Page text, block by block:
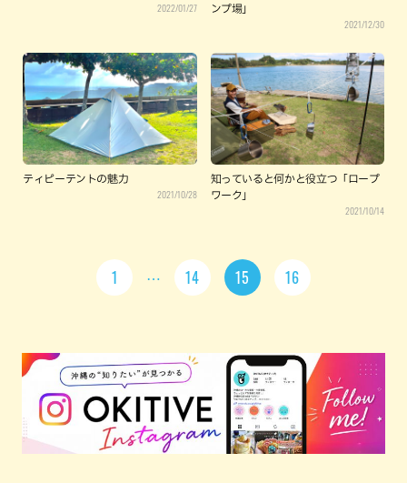
2022/01/27
ンプ場」
2021/12/30
ティピーテントの魅力
2021/10/28
知っていると何かと役立つ「ロープ
ワーク」
2021/10/14
1 14 15 16